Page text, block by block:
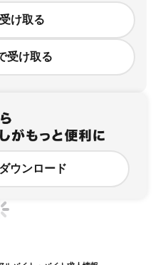
け取る
受け取る
ウンロード